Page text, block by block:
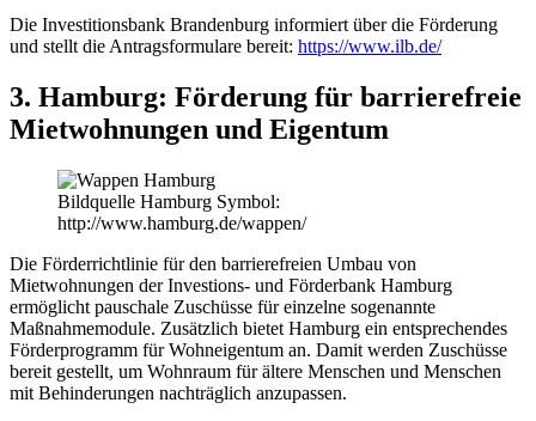
Die Investitionsbank Brandenburg informiert über die Förderung
und stellt die Antragsformulare bereit: https://www.ilb.de/
3. Hamburg: Förderung für barrierefreie
Mietwohnungen und Eigentum
Bildquelle Hamburg Symbol:
http://www.hamburg.de/wappen/
Die Förderrichtlinie für den barrierefreien Umbau von
Mietwohnungen der Investions- und Förderbank Hamburg
ermöglicht pauschale Zuschüsse für einzelne sogenannte
Maßnahmemodule. Zusätzlich bietet Hamburg ein entsprechendes
Förderprogramm für Wohneigentum an. Damit werden Zuschüsse
bereit gestellt, um Wohnraum für ältere Menschen und Menschen
mit Behinderungen nachträglich anzupassen.